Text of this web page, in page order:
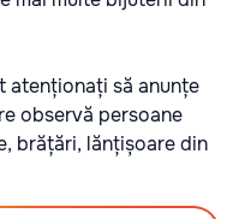
atenționați să anunțe
observă persoane
brățări, lănțișoare din